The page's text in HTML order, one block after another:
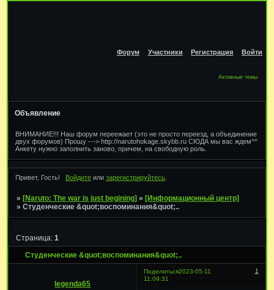
Форум Участники Регистрация Войти
Активные темы
Объявление
ВНИМАНИЕ!!! Наш форум переежает (это не просто переезд, а объединение
двух форумов) Прошу ---> http://narutohokage.skybb.ru СЮДА мы вас ждем^^
Анкету нужно заполнить заново, причем, на свободную роль.
Привет, Гость! Войдитеили зарегистрируйтесь.
» [Naruto: The war is just begining] » [Информационный центр]
» Студенческие &quot;воспоминания&quot;..
Студенческие &quot;воспоминания&quot;..
Страница: 1
Поделиться 1
2023-05-11
11:09:31
legenda65